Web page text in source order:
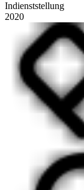
Indienststellung
2020